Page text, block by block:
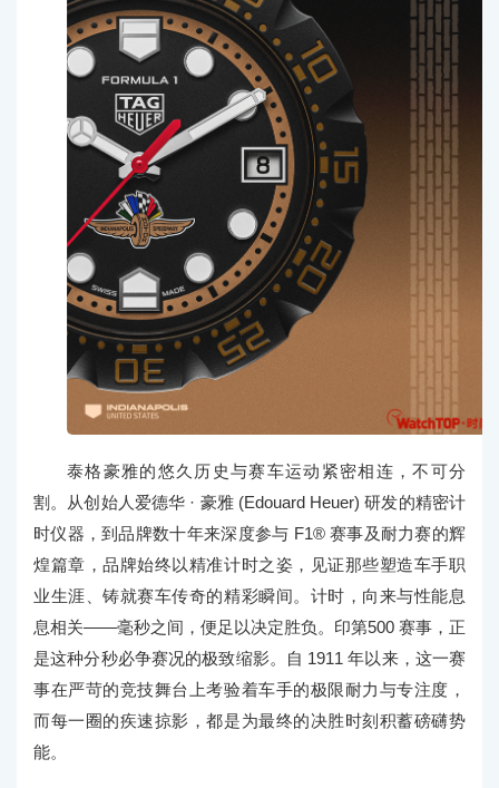
泰格豪雅的悠久历史与赛车运动紧密相连，不可分
割。从创始人爱德华 · 豪雅 (Edouard Heuer) 研发的精密计
时仪器，到品牌数十年来深度参与 F1® 赛事及耐力赛的辉
煌篇章，品牌始终以精准计时之姿，见证那些塑造车手职
业生涯、铸就赛车传奇的精彩瞬间。计时，向来与性能息
息相关——毫秒之间，便足以决定胜负。印第500 赛事，正
是这种分秒必争赛况的极致缩影。自 1911 年以来，这一赛
事在严苛的竞技舞台上考验着车手的极限耐力与专注度，
而每一圈的疾速掠影，都是为最终的决胜时刻积蓄磅礴势
能。